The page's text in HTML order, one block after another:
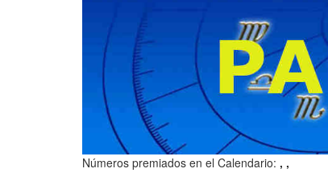
Números premiados en el Calendario: , ,